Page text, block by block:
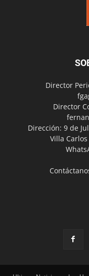
Director
Director
Dirección: 9 de
Villa